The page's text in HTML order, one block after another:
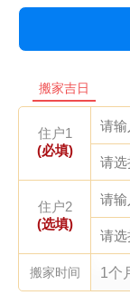
搬家吉日
住户1
(必填)
住户2
(选填)
搬家时间